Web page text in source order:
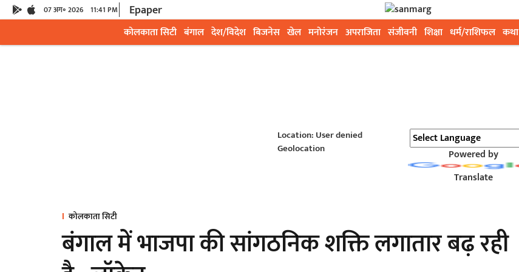
07 अग॰ 2026 11:41 PM Epaper
कोलकाता सिटी बंगाल देश/विदेश बिजनेस खेल मनोरंजन अपराजिता संजीवनी शिक्षा धर्म/राशिफल कथा
Location: User denied
Geolocation
Powered by
Translate
कोलकाता सिटी
बंगाल में भाजपा की सांगठनिक शक्ति लगातार बढ़ रही